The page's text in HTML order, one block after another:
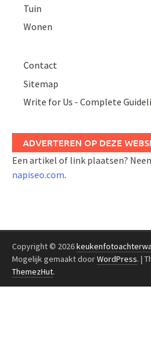
Tuin
Wonen
Contact
Sitemap
Write for Us - Complete
ADVERTEREN OP DEZE
Een artikel of link plaatsen?
napiseo.com.
Copyright © 2026
Mogelijk gemaakt doorWordPress. |
ThemezHut.